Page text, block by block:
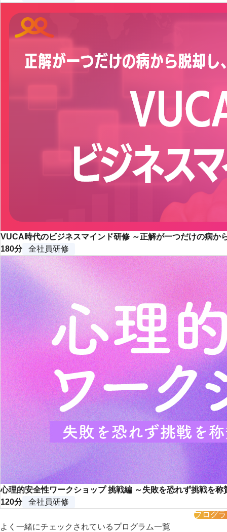
VUCA時代のビジネスマインド研修 ～正解が一つだけの病か
180分
全社員研修
心理的安全性ワークショップ 挑戦編 ～失敗を恐れず挑戦を
120分
全社員研修
プログ
よく一緒にチェックされているプログラム一覧